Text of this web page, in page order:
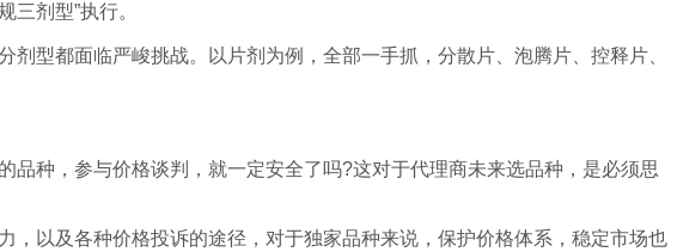
剂型”执行。
型都面临严峻挑战。以片剂为例，全部一手抓，分散片、泡腾片、控释片、
种，参与价格谈判，就一定安全了吗?这对于代理商未来选品种，是必须思
以及各种价格投诉的途径，对于独家品种来说，保护价格体系，稳定市场也